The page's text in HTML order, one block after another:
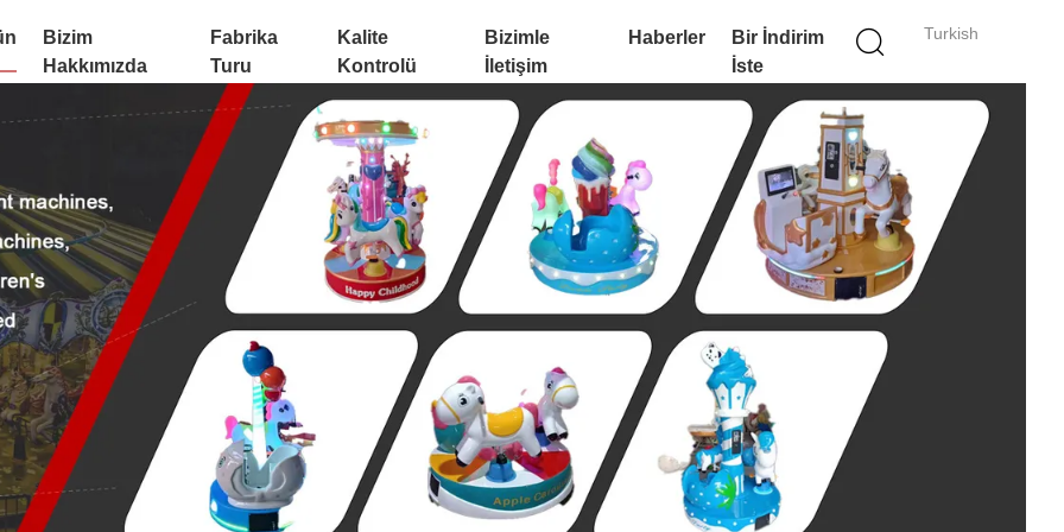
Turkish
Bizim
Hakkımızda
Fabrika
Turu
Kalite
Kontrolü
Bizimle
İletişim
Haberler
Bir İndirim
İste